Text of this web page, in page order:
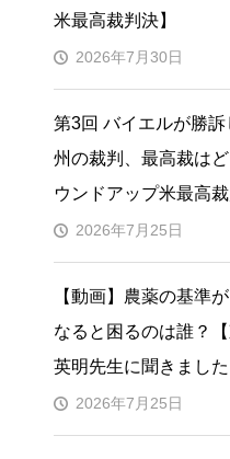
米最高裁判決】
2026年7月30日
第3回 バイエルが勝
州の裁判、最高裁は
ウンドアップ米最高裁
2026年7月25日
【動画】農薬の基準
なると困るのは誰？
英明先生に聞きました
2026年7月25日